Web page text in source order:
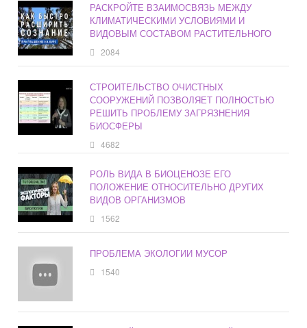
РАСКРОЙТЕ ВЗАИМОСВЯЗЬ МЕЖДУ
КЛИМАТИЧЕСКИМИ УСЛОВИЯМИ И
ВИДОВЫМ СОСТАВОМ РАСТИТЕЛЬНОГО
2084
СТРОИТЕЛЬСТВО ОЧИСТНЫХ
СООРУЖЕНИЙ ПОЗВОЛЯЕТ ПОЛНОСТЬЮ
РЕШИТЬ ПРОБЛЕМУ ЗАГРЯЗНЕНИЯ
БИОСФЕРЫ
4682
РОЛЬ ВИДА В БИОЦЕНОЗЕ ЕГО
ПОЛОЖЕНИЕ ОТНОСИТЕЛЬНО ДРУГИХ
ВИДОВ ОРГАНИЗМОВ
1562
ПРОБЛЕМА ЭКОЛОГИИ МУСОР
1540